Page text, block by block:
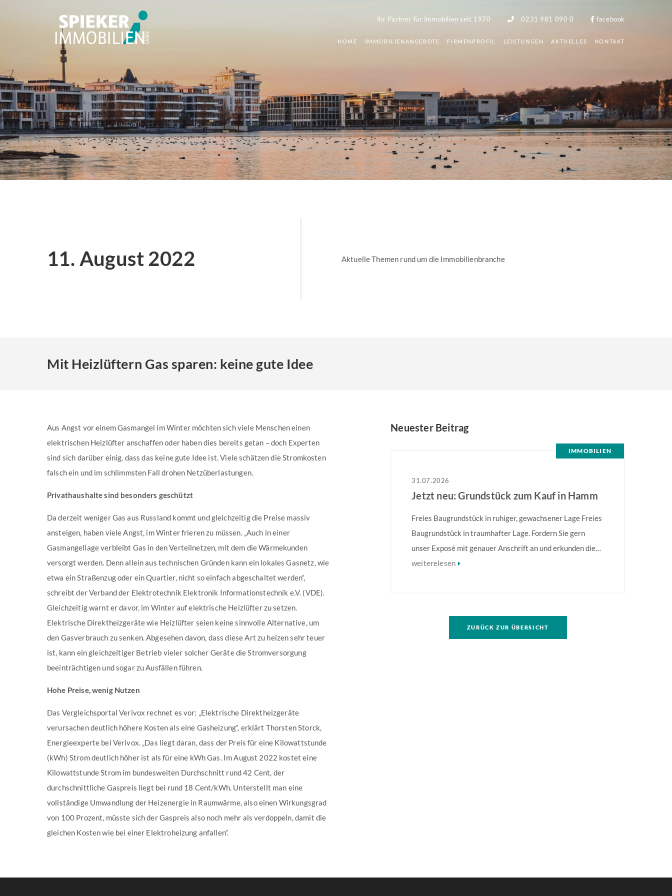
Ihr Partner für Immobilien seit 1970 0231 981 090 0 facebook
HOME IMMOBILIENANGEBOTE FIRMENPROFIL LEISTUNGEN AKTUELLES KONTAKT
11. August 2022 Aktuelle Themen rund um die Immobilienbranche
Mit Heizlüftern Gas sparen: keine gute Idee
Aus Angst vor einem Gasmangel im Winter möchten sich viele Menschen einen
elektrischen Heizlüfter anschaffen oder haben dies bereits getan – doch Experten
sind sich darüber einig, dass das keine gute Idee ist. Viele schätzen die Stromkosten
falsch ein und im schlimmsten Fall drohen Netzüberlastungen.
Privathaushalte sind besonders geschützt
Da derzeit weniger Gas aus Russland kommt und gleichzeitig die Preise massiv
ansteigen, haben viele Angst, im Winter frieren zu müssen. „Auch in einer
Gasmangellage verbleibt Gas in den Verteilnetzen, mit dem die Wärmekunden
versorgt werden. Denn allein aus technischen Gründen kann ein lokales Gasnetz, wie
etwa ein Straßenzug oder ein Quartier, nicht so einfach abgeschaltet werden“,
schreibt der Verband der Elektrotechnik Elektronik Informationstechnik e.V. (VDE).
Gleichzeitig warnt er davor, im Winter auf elektrische Heizlüfter zu setzen.
Elektrische Direktheizgeräte wie Heizlüfter seien keine sinnvolle Alternative, um
den Gasverbrauch zu senken. Abgesehen davon, dass diese Art zu heizen sehr teuer
ist, kann ein gleichzeitiger Betrieb vieler solcher Geräte die Stromversorgung
beeinträchtigen und sogar zu Ausfällen führen.
Hohe Preise, wenig Nutzen
Das Vergleichsportal Verivox rechnet es vor: „Elektrische Direktheizgeräte
verursachen deutlich höhere Kosten als eine Gasheizung“, erklärt Thorsten Storck,
Energieexperte bei Verivox. „Das liegt daran, dass der Preis für eine Kilowattstunde
(kWh) Strom deutlich höher ist als für eine kWh Gas. Im August 2022 kostet eine
Kilowattstunde Strom im bundesweiten Durchschnitt rund 42 Cent, der
durchschnittliche Gaspreis liegt bei rund 18 Cent/kWh. Unterstellt man eine
vollständige Umwandlung der Heizenergie in Raumwärme, also einen Wirkungsgrad
von 100 Prozent, müsste sich der Gaspreis also noch mehr als verdoppeln, damit die
gleichen Kosten wie bei einer Elektroheizung anfallen“.
Neuester Beitrag
IMMOBILIEN
31.07.2026
Jetzt neu: Grundstück zum Kauf in Hamm
Freies Baugrundstück in ruhiger, gewachsener Lage Freies
Baugrundstück in traumhafter Lage. Fordern Sie gern
unser Exposé mit genauer Anschrift an und erkunden die
Lage! Weitere Informationen finden Sie im Exposé.
weiterelesen
ZURÜCK ZUR ÜBERSICHT